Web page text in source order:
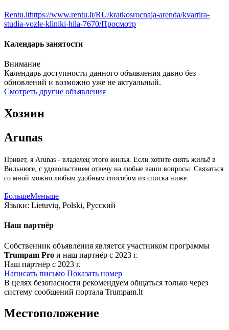
Rentu.lthttps://www.rentu.lt/RU/kratkosrocnaja-arenda/kvartira-
studia-vozle-kliniki-hila-7670/Просмотр
Календарь занятости
Внимание
Календарь доступности данного объявления давно без
обновлений и возможно уже не актуальный.
Смотреть другие объявления
Хозяин
Arunas
Привет, я Arunas - владелец этого жилья. Если хотите снять жильё в
Вильнюсе, с удовольствием отвечу на любые ваши вопросы. Связаться
со мной можно любым удобным способом из списка ниже.
БольшеМеньше
Языки: Lietuvių, Polski, Русский
Наш партнёр
Собственник объявления является участником программы
Trumpam Pro и наш партнёр с 2023 г.
Наш партнёр с 2023 г.
Написать письмо Показать номер
В целях безопасности рекомендуем общаться только через
систему сообщений портала Trumpam.lt
Местоположение